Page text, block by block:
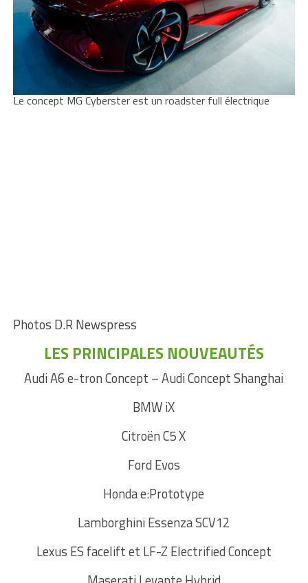
Le concept MG Cyberster est un roadster full électrique
Photos D.R Newspress
LES PRINCIPALES NOUVEAUTÉS
Audi A6 e-tron Concept – Audi Concept Shanghai
BMW iX
Citroën C5 X
Ford Evos
Honda e:Prototype
Lamborghini Essenza SCV12
Lexus ES facelift et LF-Z Electrified Concept